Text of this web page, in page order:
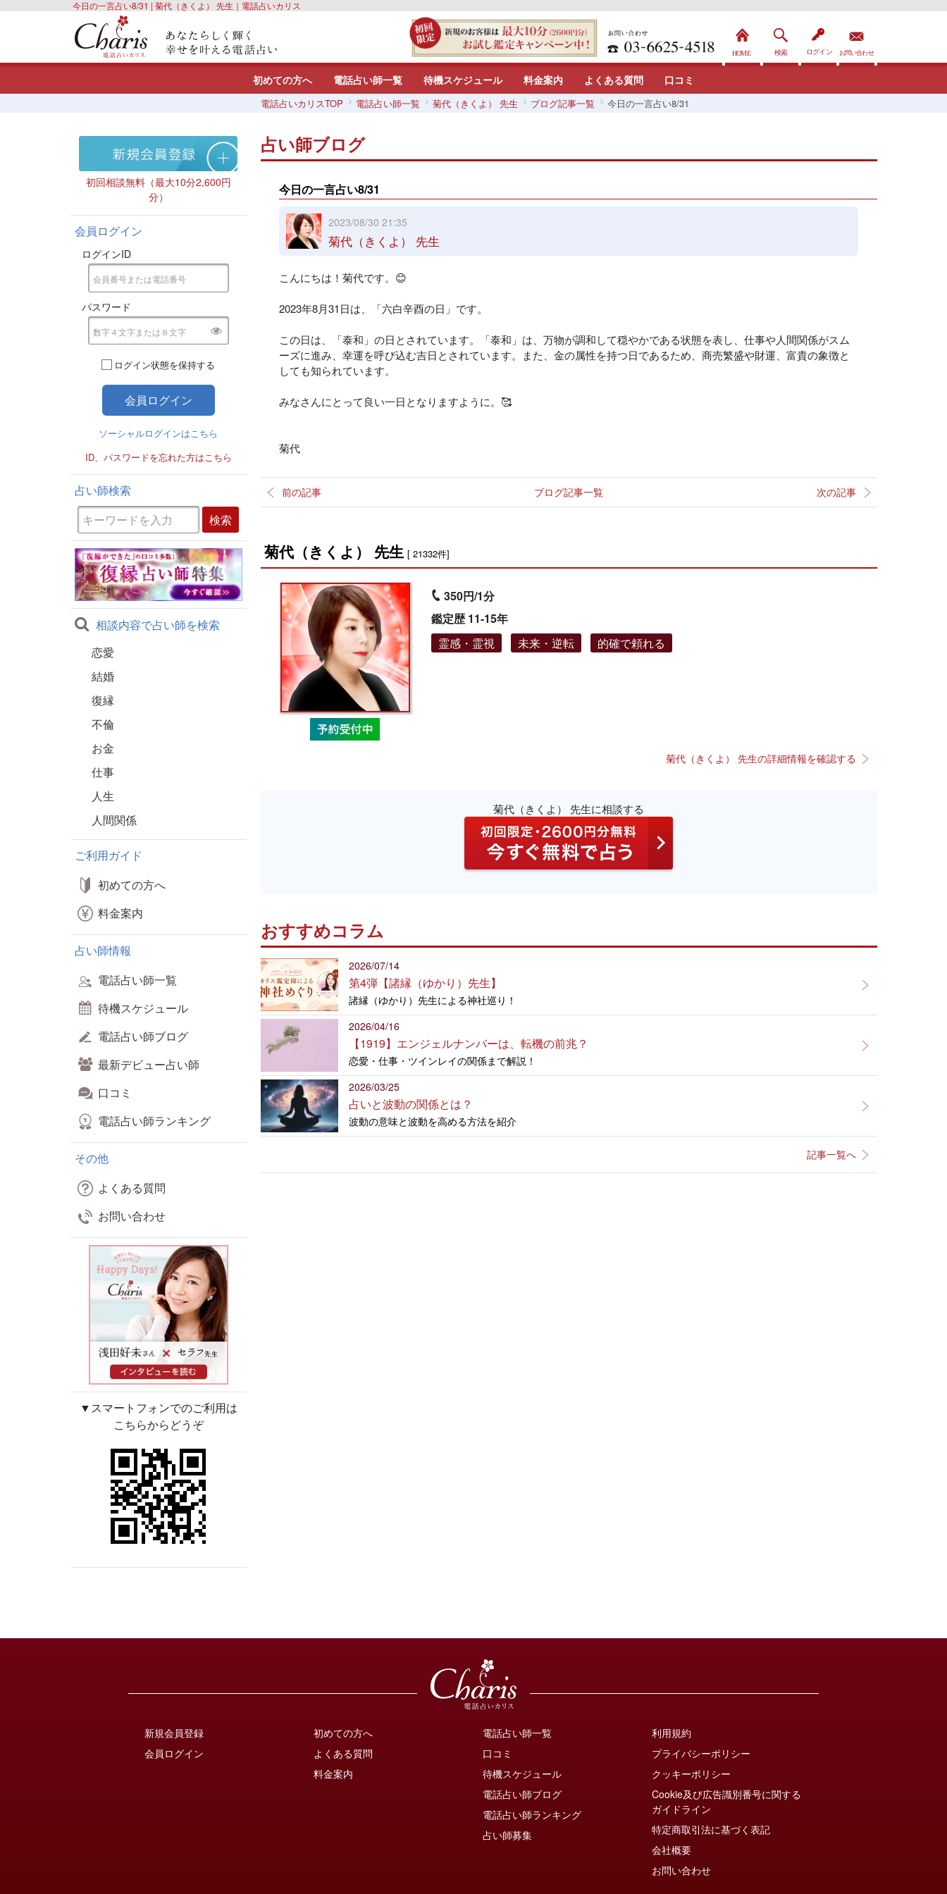
今日の一言占い8/31 | 菊代（きくよ） 先生｜電話占いカリス
初めての方へ 電話占い師一覧 待機スケジュール 料金案内 よくある質問 口コミ
電話占いカリスTOP 電話占い師一覧 菊代（きくよ） 先生 ブログ記事一覧 今日の一言占い8/31
初回相談無料（最大10分2,600円
分）
会員ログイン
ログインID
パスワード
ログイン状態を保持する
ソーシャルログインはこちら
ID、パスワードを忘れた方はこちら
占い師検索
相談内容で占い師を検索
恋愛
結婚
復縁
不倫
お金
仕事
人生
人間関係
ご利用ガイド
初めての方へ
料金案内
占い師情報
電話占い師一覧
待機スケジュール
電話占い師ブログ
最新デビュー占い師
口コミ
電話占い師ランキング
その他
よくある質問
お問い合わせ
▼スマートフォンでのご利用は
こちらからどうぞ
占い師ブログ
今日の一言占い8/31
2023/08/30 21:35
菊代（きくよ） 先生
こんにちは！菊代です。😊
2023年8月31日は、「六白辛酉の日」です。
この日は、「泰和」の日とされています。「泰和」は、万物が調和して穏やかである状態を表し、仕事や人間関係がスム
ーズに進み、幸運を呼び込む吉日とされています。また、金の属性を持つ日であるため、商売繁盛や財運、富貴の象徴と
しても知られています。
みなさんにとって良い一日となりますように。🥰
菊代
前の記事 ブログ記事一覧 次の記事
菊代（きくよ） 先生 [ 21332件]
350円/1分
鑑定歴 11-15年
霊感・霊視
未来・逆転 的確で頼れる
菊代（きくよ） 先生の詳細情報を確認する
菊代（きくよ） 先生に相談する
おすすめコラム
2026/07/14
第4弾【諸縁（ゆかり）先生】
諸縁（ゆかり）先生による神社巡り！
2026/04/16
【1919】エンジェルナンバーは、転機の前兆？
恋愛・仕事・ツインレイの関係まで解説！
2026/03/25
占いと波動の関係とは？
波動の意味と波動を高める方法を紹介
記事一覧へ
新規会員登録
会員ログイン
初めての方へ
よくある質問
料金案内
電話占い師一覧
口コミ
待機スケジュール
電話占い師ブログ
電話占い師ランキング
占い師募集
利用規約
プライバシーポリシー
クッキーポリシー
Cookie及び広告識別番号に関する
ガイドライン
特定商取引法に基づく表記
会社概要
お問い合わせ